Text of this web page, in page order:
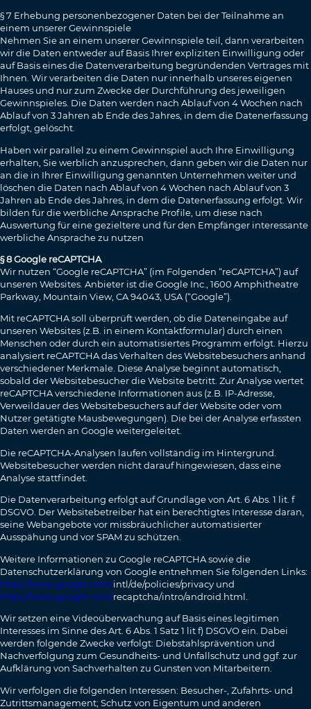
§ 7 Erhebung personenbezogener Daten bei der Teilnahme an
einem unserer Gewinnspiele
Nehmen Sie an einem unserer Gewinnspiele teil, dann verarbeiten
wir die Daten entweder auf Basis Ihrer expliziten Einwilligung oder
auf Basis eines die Datenverarbeitung begründenden Vertrages mit
Ihnen. Wir verarbeiten die Daten nur innerhalb unseres eigenen
Hauses und nur zum Zwecke der Durchführung des jeweiligen
Gewinnspieles. Die Daten werden nach Ablauf von 4 Wochen nach
Ablauf von 3 Jahren ab Ende des Jahres, in dem die Datenerfassung
erfolgt, gelöscht.
Haben wir parallel zu einem Gewinnspiel auch Ihre Einwilligung
erhalten, Sie werblich anzusprechen, dann geben wir die Daten nur
an die in Ihrer Einwilligung genannten Unternehmen weiter und
löschen die Daten nach Ablauf von 4 Wochen nach Ablauf von 3
Jahren ab Ende des Jahres, in dem die Datenerfassung erfolgt. Wir
bilden für die werbliche Ansprache Profile, um diese nach
Auswertung für eine gezieltere und für den Empfänger interessante
werbliche Ansprache zu nutzen
§ 8 Google reCAPTCHA
Wir nutzen “Google reCAPTCHA” (im Folgenden “reCAPTCHA”) auf
unseren Websites. Anbieter ist die Google Inc., 1600 Amphitheatre
Parkway, Mountain View, CA 94043, USA (“Google”).
Mit reCAPTCHA soll überprüft werden, ob die Dateneingabe auf
unseren Websites (z.B. in einem Kontaktformular) durch einen
Menschen oder durch ein automatisiertes Programm erfolgt. Hierzu
analysiert reCAPTCHA das Verhalten des Websitebesuchers anhand
verschiedener Merkmale. Diese Analyse beginnt automatisch,
sobald der Websitebesucher die Website betritt. Zur Analyse wertet
reCAPTCHA verschiedene Informationen aus (z.B. IP-Adresse,
Verweildauer des Websitebesuchers auf der Website oder vom
Nutzer getätigte Mausbewegungen). Die bei der Analyse erfassten
Daten werden an Google weitergeleitet.
Die reCAPTCHA-Analysen laufen vollständig im Hintergrund.
Websitebesucher werden nicht darauf hingewiesen, dass eine
Analyse stattfindet.
Die Datenverarbeitung erfolgt auf Grundlage von Art. 6 Abs. 1 lit. f
DSGVO. Der Websitebetreiber hat ein berechtigtes Interesse daran,
seine Webangebote vor missbräuchlicher automatisierter
Ausspähung und vor SPAM zu schützen.
Weitere Informationen zu Google reCAPTCHA sowie die
Datenschutzerklärung von Google entnehmen Sie folgenden Links:
https://www.google.com/­intl/de/policies/privacy und
https://www.google.com/­recaptcha/intro/android.html.
Wir setzen eine Videoüberwachung auf Basis eines legitimen
Interesses im Sinne des Art. 6 Abs. 1 Satz 1 lit f) DSGVO ein. Dabei
werden folgende Zwecke verfolgt: Diebstahlsprävention und
Nachverfolgung zum Gesundheits- und Unfallschutz und ggf. zur
Aufklärung von Sachverhalten zu Gunsten von Mitarbeitern.
Wir verfolgen die folgenden Interessen: Besucher-, Zufahrts- und
Zutrittsmanagement; Schutz von Eigentum und anderen